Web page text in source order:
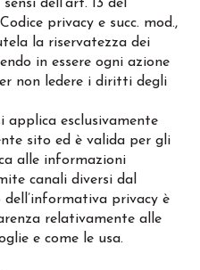
dell’art. 13 del
privacy e succ. mod.,
la riservatezza dei
in essere ogni azione
non ledere i diritti degli
applica esclusivamente
sito ed è valida per gli
alle informazioni
canali diversi dal
privacy è
relativamente alle
e come le usa.